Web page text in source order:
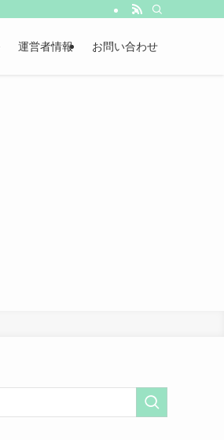
運営者情報 お問い合わせ